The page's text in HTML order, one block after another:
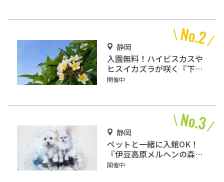
静岡
入園無料！ハイビスカスや
ヒスイカズラが咲く『下賀
茂熱帯植物園』で南国気分
開催中
静岡
ペットと一緒に入館OK！
『伊豆高原メルヘンの森美
術館』をご紹介
開催中